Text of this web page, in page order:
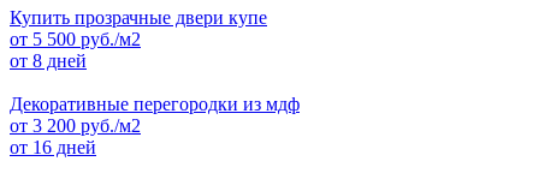
Купить прозрачные двери купе
от 5 500 руб./м2
от 8 дней
Декоративные перегородки из мдф
от 3 200 руб./м2
от 16 дней